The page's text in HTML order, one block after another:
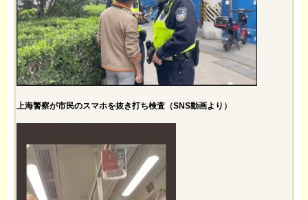
上海警察が市民のスマホを抜き打ち検査（SNS動画より）